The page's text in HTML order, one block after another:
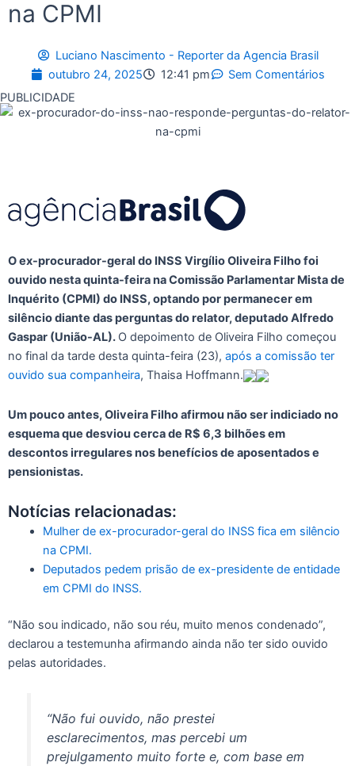
na CPMI
Luciano Nascimento - Reporter da Agencia Brasil
outubro 24, 2025
12:41 pm
Sem Comentários
PUBLICIDADE
O ex-procurador-geral do INSS Virgílio Oliveira Filho foi
ouvido nesta quinta-feira na Comissão Parlamentar Mista de
Inquérito (CPMI) do INSS, optando por permanecer em
silêncio diante das perguntas do relator, deputado Alfredo
Gaspar (União-AL). O depoimento de Oliveira Filho começou
no final da tarde desta quinta-feira (23), após a comissão ter
ouvido sua companheira, Thaisa Hoffmann.
Um pouco antes, Oliveira Filho afirmou não ser indiciado no
esquema que desviou cerca de R$ 6,3 bilhões em
descontos irregulares nos benefícios de aposentados e
pensionistas.
Notícias relacionadas:
Mulher de ex-procurador-geral do INSS fica em silêncio
na CPMI.
Deputados pedem prisão de ex-presidente de entidade
em CPMI do INSS.
“Não sou indicado, não sou réu, muito menos condenado”,
declarou a testemunha afirmando ainda não ter sido ouvido
pelas autoridades.
“Não fui ouvido, não prestei
esclarecimentos, mas percebi um
prejulgamento muito forte e, com base em